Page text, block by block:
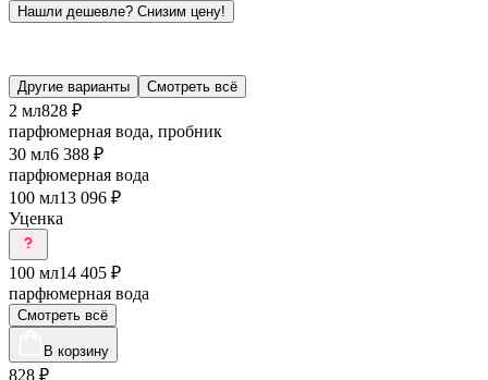
Нашли дешевле? Снизим цену!
Другие варианты Смотреть всё
2 мл828 ₽
парфюмерная вода, пробник
30 мл6 388 ₽
парфюмерная вода
100 мл13 096 ₽
Уценка
100 мл14 405 ₽
парфюмерная вода
Смотреть всё
В корзину
828 ₽